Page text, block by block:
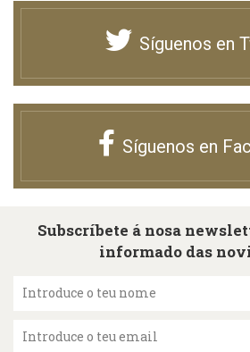
Síguenos en
Síguenos en
Subscríbete á nosa
informado das
Introduce o teu nome
Introduce o teu email